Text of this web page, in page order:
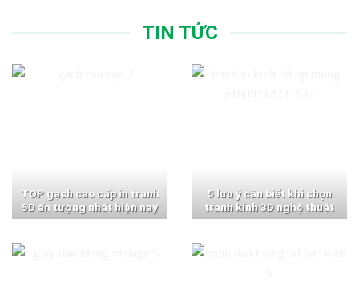
TIN TỨC
TOP gạch cao cấp in tranh
5D ấn tượng nhất hiện nay
5 lưu ý cần biết khi chọn
tranh kính 3D nghệ thuật